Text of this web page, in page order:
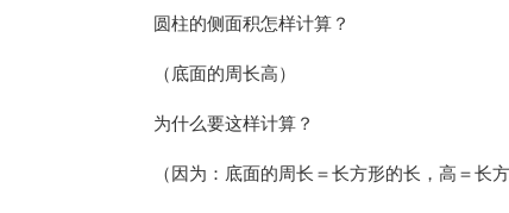
圆柱的侧面积怎样计算？
（底面的周长高）
为什么要这样计算？
（因为：底面的周长＝长方形的长，高＝长方